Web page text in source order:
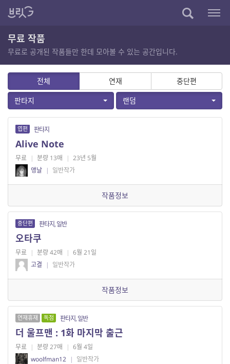
무료 작품
무료로 공개된 작품들만 한데 모아볼 수 있는 공간입니다.
전체 연재
중단편
판타지
랜덤
엽편 판타지
Alive Note
무료 | 분량 13매 | 23년 5월
앵날 | 일반작가
작품정보
중단편 판타지, 일반
오타쿠
무료 | 분량 42매 | 6월 21일
고결
| 일반작가
작품정보
연재휴재 독점 판타지, 일반
더 울프맨 : 1화 마지막 출근
무료 | 분량 27매 | 6월 4일
woolfman12 | 일반작가